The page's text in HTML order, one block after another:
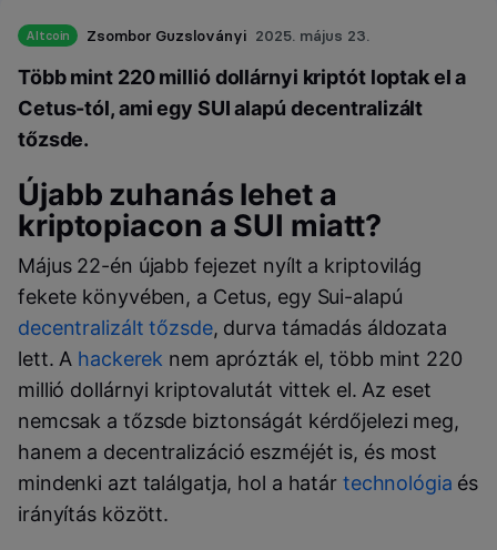
Altcoin Zsombor Guzsloványi 2025. május 23.
Több mint 220 millió dollárnyi kriptót loptak el a
Cetus-tól, ami egy SUI alapú decentralizált
tőzsde.
Újabb zuhanás lehet a
kriptopiacon a SUI miatt?
Május 22-én újabb fejezet nyílt a kriptovilág
fekete könyvében, a Cetus, egy Sui-alapú
decentralizált tőzsde, durva támadás áldozata
lett. A hackerek nem aprózták el, több mint 220
millió dollárnyi kriptovalutát vittek el. Az eset
nemcsak a tőzsde biztonságát kérdőjelezi meg,
hanem a decentralizáció eszméjét is, és most
mindenki azt találgatja, hol a határ technológia és
irányítás között.